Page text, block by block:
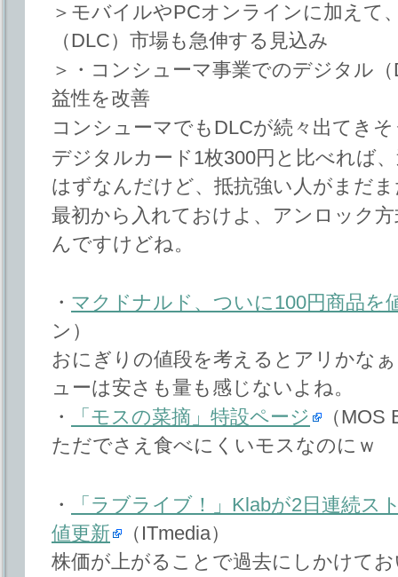
＞モバイルやPCオンラインに加えて
（DLC）市場も急伸する見込み
＞・コンシューマ事業でのデジタル
益性を改善
コンシューマでもDLCが続々出てき
デジタルカード1枚300円と比べれば
はずなんだけど、抵抗強い人がまだ
最初から入れておけよ、アンロック
んですけどね。
・ マクドナルド、ついに100円商品を
ン）
おにぎりの値段を考えるとアリかな
ューは安さも量も感じないよね。
・
「モスの菜摘」特設ページ
（MOS
ただでさえ食べにくいモスなのにｗ
・
「ラブライブ！」Klabが2日連続ス
値更新
（ITmedia）
株価が上がることで過去にしかけて